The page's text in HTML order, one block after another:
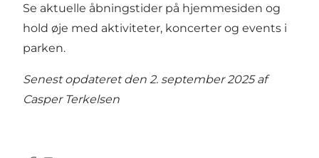
Se aktuelle åbningstider på hjemmesiden og
hold øje med aktiviteter, koncerter og events i
parken.
Senest opdateret den 2. september 2025 af
Casper Terkelsen